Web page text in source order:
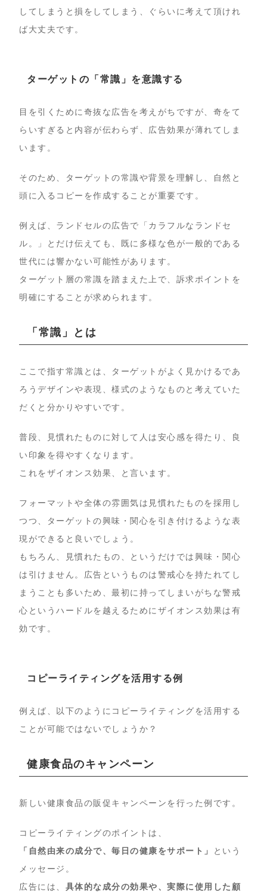
してしまうと損をしてしまう、ぐらいに考えて頂けれ
ば大丈夫です。
ターゲットの「常識」を意識する
目を引くために奇抜な広告を考えがちですが、奇をて
らいすぎると内容が伝わらず、広告効果が薄れてしま
います。
そのため、ターゲットの常識や背景を理解し、自然と
頭に入るコピーを作成することが重要です。
例えば、ランドセルの広告で「カラフルなランドセ
ル。」とだけ伝えても、既に多様な色が一般的である
世代には響かない可能性があります。
ターゲット層の常識を踏まえた上で、訴求ポイントを
明確にすることが求められます。
「常識」とは
ここで指す常識とは、ターゲットがよく見かけるであ
ろうデザインや表現、様式のようなものと考えていた
だくと分かりやすいです。
普段、見慣れたものに対して人は安心感を得たり、良
い印象を得やすくなります。
これをザイオンス効果、と言います。
フォーマットや全体の雰囲気は見慣れたものを採用し
つつ、ターゲットの興味・関心を引き付けるような表
現ができると良いでしょう。
もちろん、見慣れたもの、というだけでは興味・関心
は引けません。広告というものは警戒心を持たれてし
まうことも多いため、最初に持ってしまいがちな警戒
心というハードルを越えるためにザイオンス効果は有
効です。
コピーライティングを活用する例
例えば、以下のようにコピーライティングを活用する
ことが可能ではないでしょうか？
健康食品のキャンペーン
新しい健康食品の販促キャンペーンを行った例です。
コピーライティングのポイントは、
「自然由来の成分で、毎日の健康をサポート」
という
メッセージ。
広告には、 具体的な成分の効果や、実際に使用した顧